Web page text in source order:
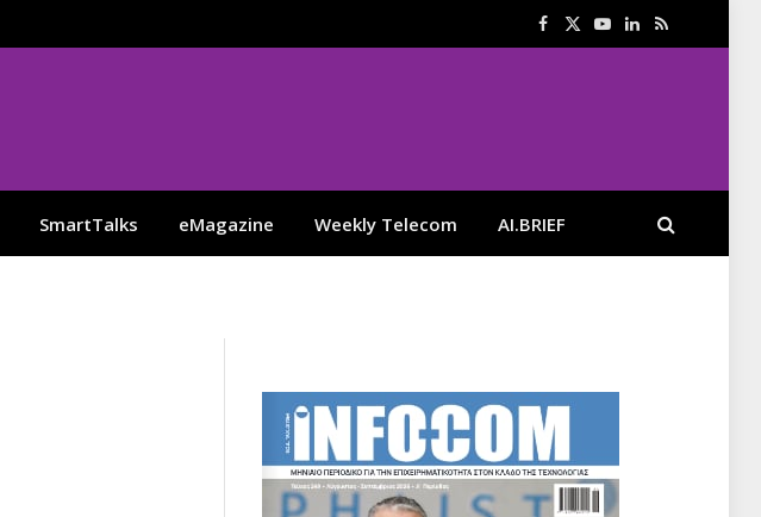
Facebook
X
YouTube
LinkedIn
RSS
SmartTalks eMagazine Weekly Telecom AI.BRIEF